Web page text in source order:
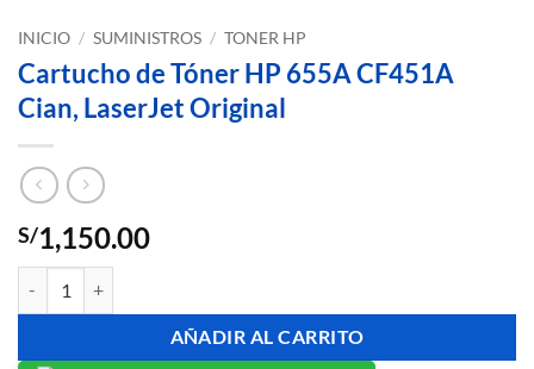
INICIO / SUMINISTROS / TONER HP
Cartucho de Tóner HP 655A CF451A
Cian, LaserJet Original
S/1,150.00
AÑADIR AL CARRITO